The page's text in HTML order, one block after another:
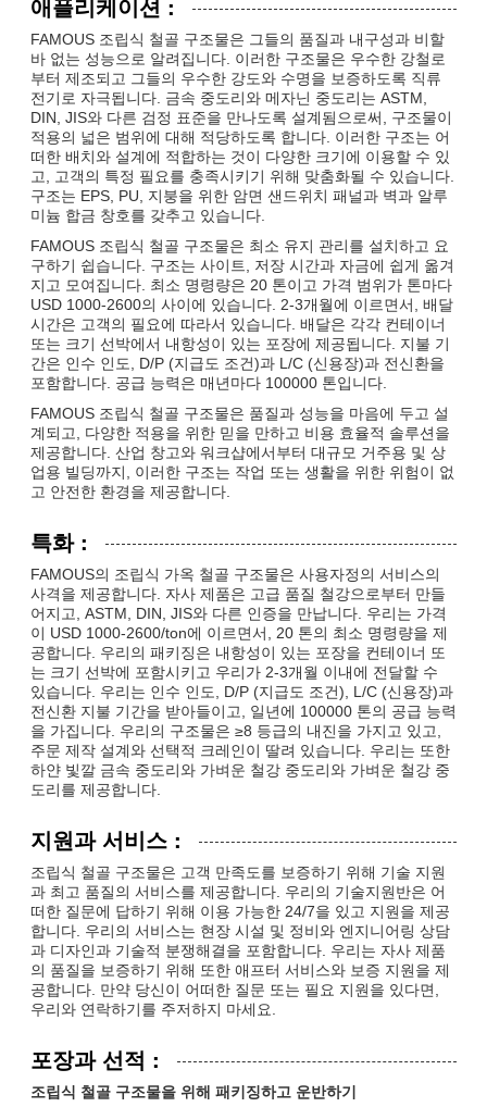
FAMOUS 조립식 철골 구조물은 그들의 품질과 내구성과 비할
바 없는 성능으로 알려집니다. 이러한 구조물은 우수한 강철로
부터 제조되고 그들의 우수한 강도와 수명을 보증하도록 직류
전기로 자극됩니다. 금속 중도리와 메자닌 중도리는 ASTM,
DIN, JIS와 다른 검정 표준을 만나도록 설계됨으로써, 구조물이
적용의 넓은 범위에 대해 적당하도록 합니다. 이러한 구조는 어
떠한 배치와 설계에 적합하는 것이 다양한 크기에 이용할 수 있
고, 고객의 특정 필요를 충족시키기 위해 맞춤화될 수 있습니다.
구조는 EPS, PU, 지붕을 위한 암면 샌드위치 패널과 벽과 알루
미늄 합금 창호를 갖추고 있습니다.
FAMOUS 조립식 철골 구조물은 최소 유지 관리를 설치하고 요
구하기 쉽습니다. 구조는 사이트, 저장 시간과 자금에 쉽게 옮겨
지고 모여집니다. 최소 명령량은 20 톤이고 가격 범위가 톤마다
USD 1000-2600의 사이에 있습니다. 2-3개월에 이르면서, 배달
시간은 고객의 필요에 따라서 있습니다. 배달은 각각 컨테이너
또는 크기 선박에서 내항성이 있는 포장에 제공됩니다. 지불 기
간은 인수 인도, D/P (지급도 조건)과 L/C (신용장)과 전신환을
포함합니다. 공급 능력은 매년마다 100000 톤입니다.
FAMOUS 조립식 철골 구조물은 품질과 성능을 마음에 두고 설
계되고, 다양한 적용을 위한 믿을 만하고 비용 효율적 솔루션을
제공합니다. 산업 창고와 워크샵에서부터 대규모 거주용 및 상
업용 빌딩까지, 이러한 구조는 작업 또는 생활을 위한 위험이 없
고 안전한 환경을 제공합니다.
특화 :
FAMOUS의 조립식 가옥 철골 구조물은 사용자정의 서비스의
사격을 제공합니다. 자사 제품은 고급 품질 철강으로부터 만들
어지고, ASTM, DIN, JIS와 다른 인증을 만납니다. 우리는 가격
이 USD 1000-2600/ton에 이르면서, 20 톤의 최소 명령량을 제
공합니다. 우리의 패키징은 내항성이 있는 포장을 컨테이너 또
는 크기 선박에 포함시키고 우리가 2-3개월 이내에 전달할 수
있습니다. 우리는 인수 인도, D/P (지급도 조건), L/C (신용장)과
전신환 지불 기간을 받아들이고, 일년에 100000 톤의 공급 능력
을 가집니다. 우리의 구조물은 ≥8 등급의 내진을 가지고 있고,
주문 제작 설계와 선택적 크레인이 딸려 있습니다. 우리는 또한
하얀 빛깔 금속 중도리와 가벼운 철강 중도리와 가벼운 철강 중
도리를 제공합니다.
지원과 서비스 :
조립식 철골 구조물은 고객 만족도를 보증하기 위해 기술 지원
과 최고 품질의 서비스를 제공합니다. 우리의 기술지원반은 어
떠한 질문에 답하기 위해 이용 가능한 24/7을 있고 지원을 제공
합니다. 우리의 서비스는 현장 시설 및 정비와 엔지니어링 상담
과 디자인과 기술적 분쟁해결을 포함합니다. 우리는 자사 제품
의 품질을 보증하기 위해 또한 애프터 서비스와 보증 지원을 제
공합니다. 만약 당신이 어떠한 질문 또는 필요 지원을 있다면,
우리와 연락하기를 주저하지 마세요.
포장과 선적 :
조립식 철골 구조물을 위해 패키징하고 운반하기